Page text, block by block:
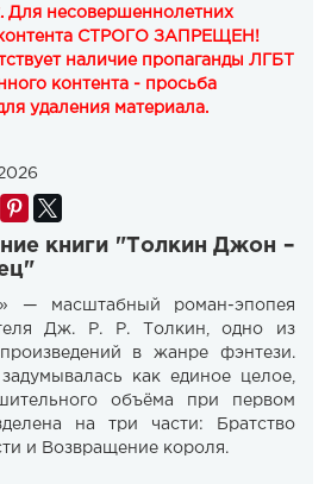
Для несовершеннолетних
контента СТРОГО ЗАПРЕЩЕН!
наличие пропаганды ЛГБТ
контента - просьба
удаления материала.
книги "Толкин Джон –
— масштабный роман-эпопея
Дж. Р. Р. Толкин, одно из
в жанре фэнтези.
как единое целое,
объёма при первом
на три части: Братство
и Возвращение короля.